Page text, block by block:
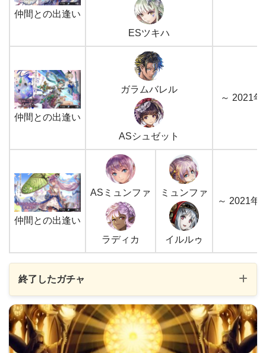
運命の出逢い
1回限定
1回限定
ミストレア
運命の出逢い
1回限定
10%
10%
仲間との出逢い
ESツキハ
仲間との出逢い
ガラムバレル
ASシュゼット
～ 2021
仲間との出逢い
ASミュンファ
ラディカ
ミュンファ
イルルゥ
～ 2021年
終了したガチャ
ガチャ ピックアップ